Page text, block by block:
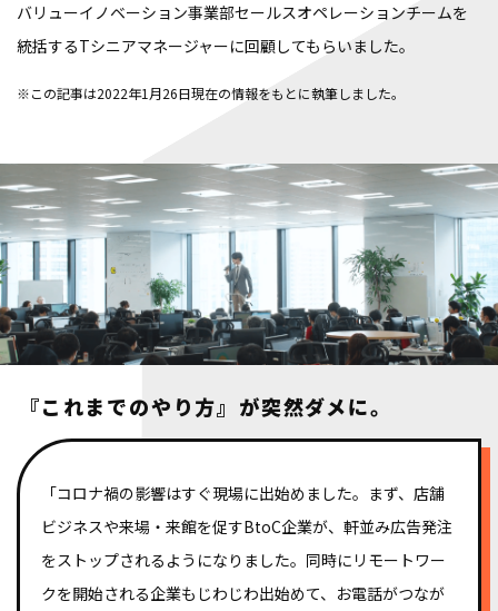
バリューイノベーション事業部セールスオペレーションチームを
統括するTシニアマネージャーに回顧してもらいました。
※この記事は2022年1月26日現在の情報をもとに執筆しました。
『これまでのやり方』が突然ダメに。
「コロナ禍の影響はすぐ現場に出始めました。まず、店舗
ビジネスや来場・来館を促すBtoC企業が、軒並み広告発注
をストップされるようになりました。同時にリモートワー
クを開始される企業もじわじわ出始めて、お電話がつなが